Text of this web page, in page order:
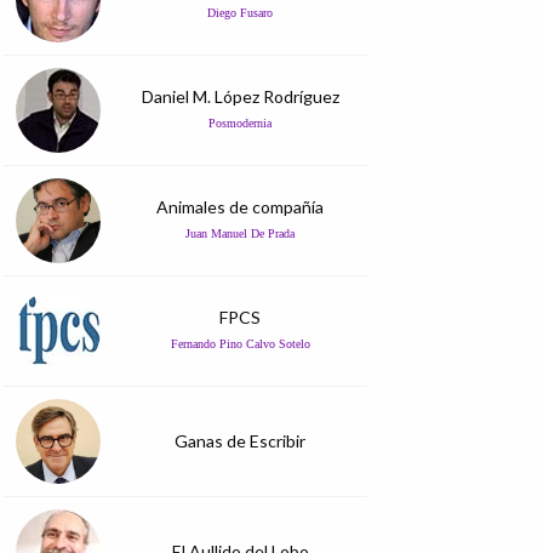
Diego Fusaro
Daniel M. López Rodríguez
Posmodernia
Animales de compañía
Juan Manuel De Prada
FPCS
Fernando Pino Calvo Sotelo
Ganas de Escribir